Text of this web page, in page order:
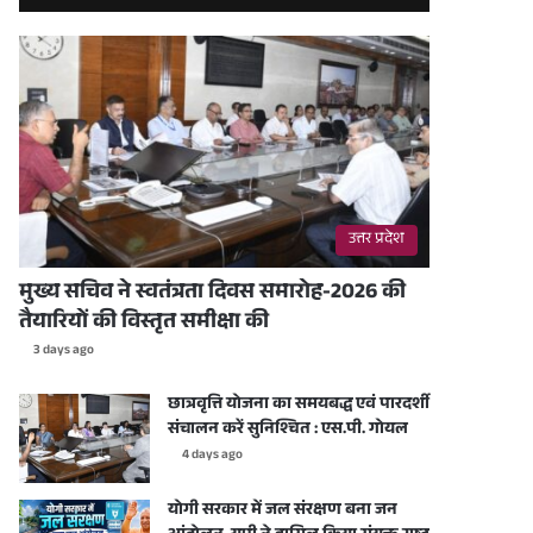
उत्तर प्रदेश
मुख्य सचिव ने स्वतंत्रता दिवस समारोह-2026 की
तैयारियों की विस्तृत समीक्षा की
3 days ago
छात्रवृत्ति योजना का समयबद्ध एवं पारदर्शी
संचालन करें सुनिश्चित : एस.पी. गोयल
4 days ago
योगी सरकार में जल संरक्षण बना जन